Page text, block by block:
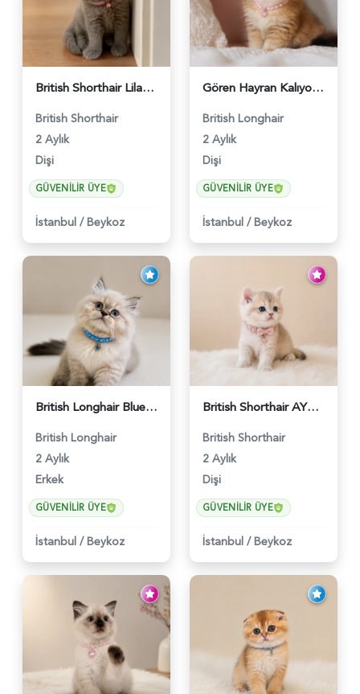
British Shorthair Lilac Dişi Tatlı Kızımız - 5236
British Shorthair
2 Aylık
Dişi
GÜVENILIR ÜYE
İstanbul / Beykoz
Gören Hayran Kalıyor! British Longhair Golden Dişi - 6345
British Longhair
2 Aylık
Dişi
GÜVENILIR ÜYE
İstanbul / Beykoz
British Longhair Blue Point Erkek Pofuduk Yavrumuz - 6348
British Longhair
2 Aylık
Erkek
GÜVENILIR ÜYE
İstanbul / Beykoz
British Shorthair AY12 Güzel Kızımız - 6349
British Shorthair
2 Aylık
Dişi
GÜVENILIR ÜYE
İstanbul / Beykoz